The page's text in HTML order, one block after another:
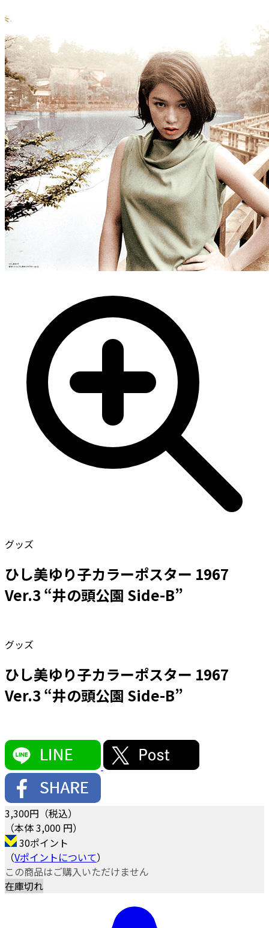
グッズ
ひし美ゆり子カラーポスター 1967
Ver.3 “井の頭公園 Side-B”
グッズ
ひし美ゆり子カラーポスター 1967
Ver.3 “井の頭公園 Side-B”
3,300円（税込）
（本体 3,000 円）
30ポイント
（Vポイントについて）
この商品はご購入いただけません
在庫切れ